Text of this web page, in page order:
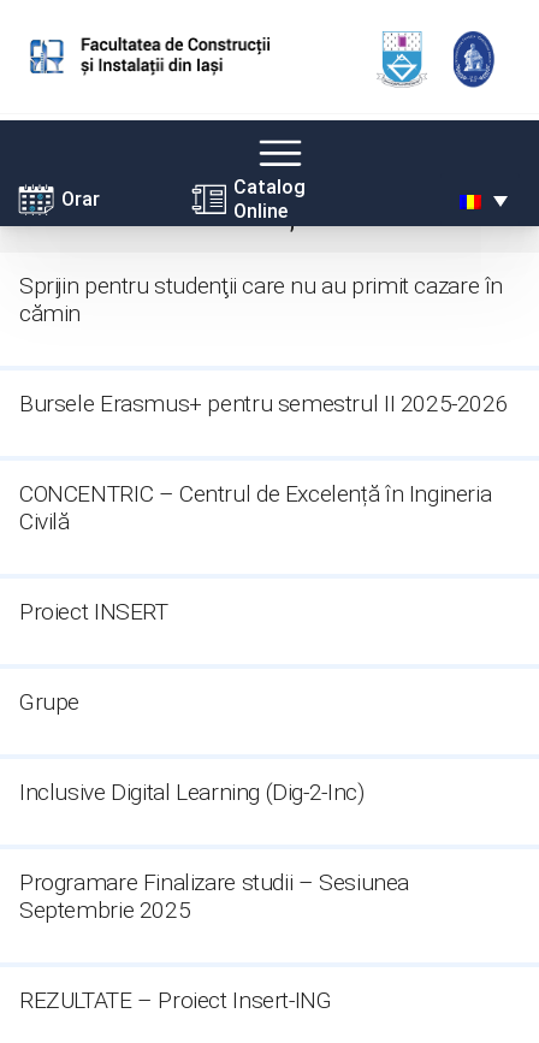
Skip
Orar
Catalog
Online
Anunțuri
Sprijin pentru studenţii care nu au primit cazare în
cămin
Bursele Erasmus+ pentru semestrul II 2025-2026
CONCENTRIC – Centrul de Excelență în Ingineria
Civilă
Proiect INSERT
Grupe
Inclusive Digital Learning (Dig-2-Inc)
Programare Finalizare studii – Sesiunea
Septembrie 2025
REZULTATE – Proiect Insert-ING